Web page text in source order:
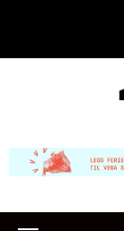
content